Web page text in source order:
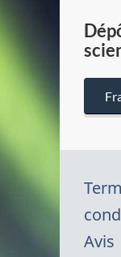
Avis